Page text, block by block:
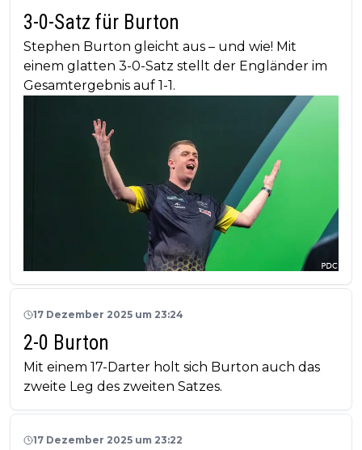
3-0-Satz für Burton
Stephen Burton gleicht aus – und wie! Mit
einem glatten 3-0-Satz stellt der Engländer im
Gesamtergebnis auf 1-1.
17 Dezember 2025 um 23:24
2-0 Burton
Mit einem 17-Darter holt sich Burton auch das
zweite Leg des zweiten Satzes.
17 Dezember 2025 um 23:22